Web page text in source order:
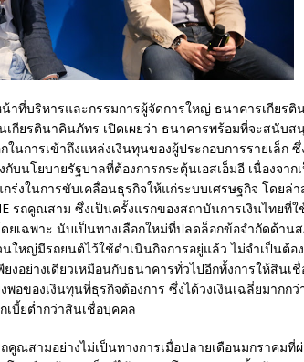
าที่บริหารและกรรมการผู้จัดการใหญ่ ธนาคารเกียรติ
กียรตินาคินภัทร เปิดเผยว่า ธนาคารพร้อมที่จะสนับส
ในการเข้าถึงแหล่งเงินทุนของผู้ประกอบการรายเล็ก
นโยบายรัฐบาลที่ต้องการกระตุ้นเอสเอ็มอี เนื่องจาก
ร่งในการขับเคลื่อนธุรกิจให้แก่ระบบเศรษฐกิจ โดยล่
รถคูณสาม ซึ่งเป็นครั้งแรกของสถาบันการเงินไทยที่
ยเฉพาะ นับเป็นทางเลือกใหม่ที่ปลดล็อกข้อจำกัดด้าน
ใหญ่มีรถยนต์ไว้ใช้ดำเนินกิจการอยู่แล้ว ไม่จำเป็นต้อ
อย่างเดียวเหมือนกับธนาคารทั่วไปอีกทั้งการให้สินเชื่
อของเงินทุนที่ธุรกิจต้องการ ซึ่งได้วงเงินเฉลี่ยมากก
บี้ยต่ำกว่าสินเชื่อบุคคล
คูณสามอย่างไม่เป็นทางการเมื่อปลายเดือนมกราคมที่